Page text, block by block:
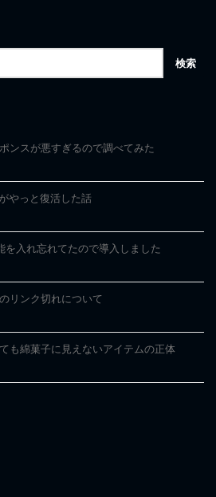
ンスが悪すぎるので調べてみた
やっと復活した話
を入れ忘れてたので導入しました
リンク切れについて
も綿菓子に見えないアイテムの正体